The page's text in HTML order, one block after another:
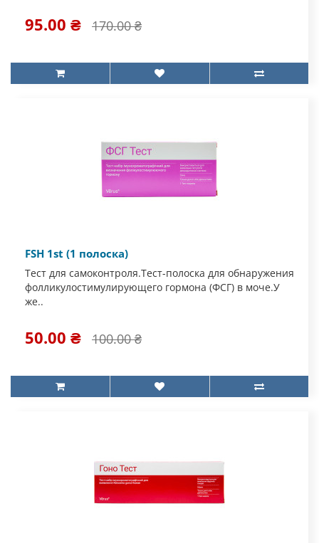
95.00 ₴ 170.00 ₴
FSH 1st (1 полоска)
Тест для самоконтроля.Тест-полоска для обнаружения
фолликулостимулирующего гормона (ФСГ) в моче.У
же..
50.00 ₴ 100.00 ₴